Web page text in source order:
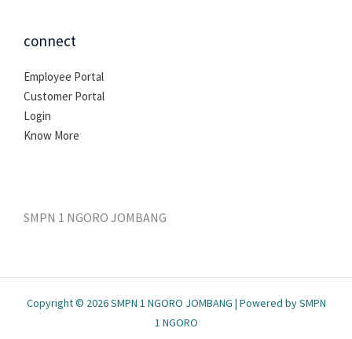
connect
Employee Portal
Customer Portal
Login
Know More
SMPN 1 NGORO JOMBANG
Copyright © 2026 SMPN 1 NGORO JOMBANG | Powered by SMPN
1 NGORO